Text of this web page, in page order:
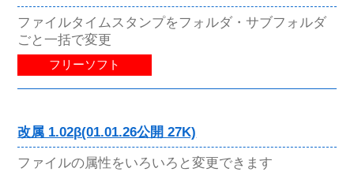
ファイルタイムスタンプをフォルダ・サブフォルダ
ごと一括で変更
フリーソフト
改属 1.02β(01.01.26公開 27K)
ファイルの属性をいろいろと変更できます